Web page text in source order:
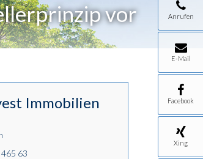
vor Anrufen
E-Mail
Facebook
Xing
Immobilien
63